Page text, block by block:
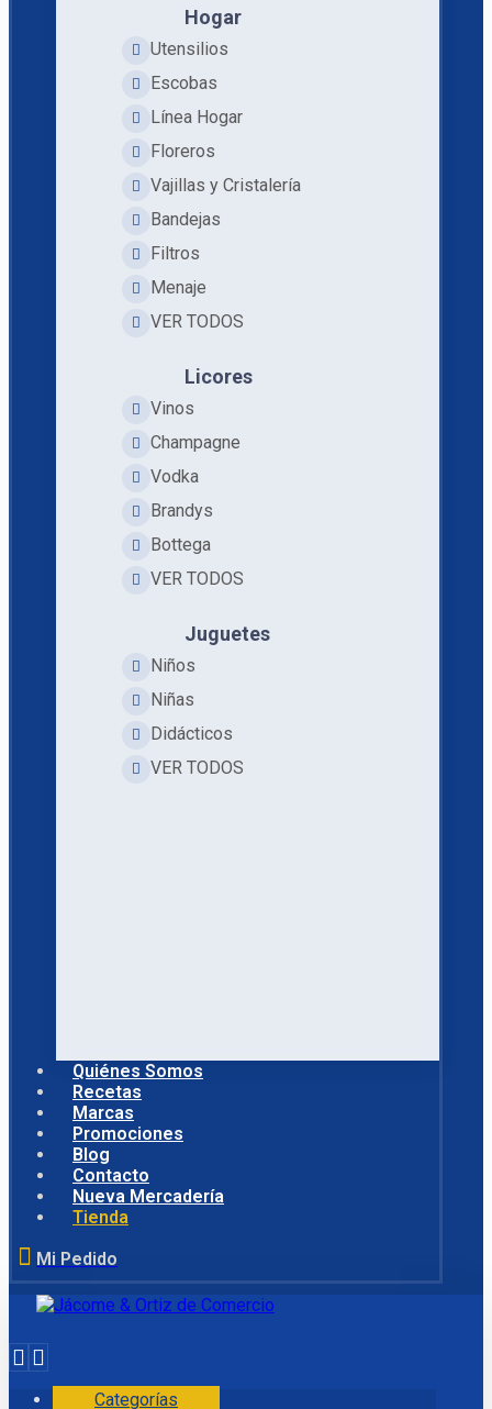
Hogar
Utensilios
Escobas
Línea Hogar
Floreros
Vajillas y Cristalería
Bandejas
Filtros
Menaje
VER TODOS
Licores
Vinos
Champagne
Vodka
Brandys
Bottega
VER TODOS
Juguetes
Niños
Niñas
Didácticos
VER TODOS
Quiénes Somos
Recetas
Marcas
Promociones
Blog
Contacto
Nueva Mercadería
Tienda
Mi Pedido
Categorías